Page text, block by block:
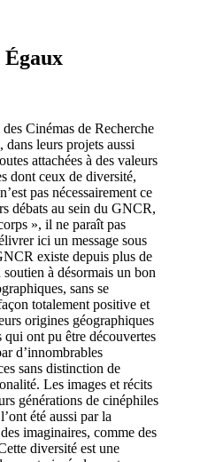
Cinémas de Recherche
dans leurs projets aussi
attachées à des valeurs
dont ceux de diversité,
pas nécessairement ce
débats au sein du GNCR,
», il ne paraît pas
ici un message sous
existe depuis plus de
à désormais un bon
sans se
totalement positive et
origines géographiques
qui ont pu être découvertes
d’innombrables
sans distinction de
Les images et récits
générations de cinéphiles
été aussi par la
imaginaires, comme des
diversité est une